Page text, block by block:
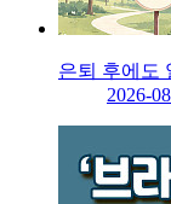
은퇴 후에도
2026-